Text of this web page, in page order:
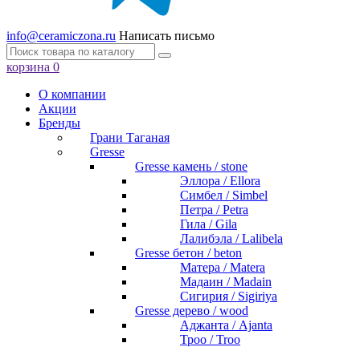
info@ceramiczona.ru Написать письмо
корзина 0
О компании
Акции
Бренды
Грани Таганая
Gresse
Gresse камень / stone
Эллора / Ellora
Симбел / Simbel
Петра / Petra
Гила / Gila
Лалибэла / Lalibela
Gresse бетон / beton
Матера / Matera
Мадаин / Madain
Сигирия / Sigiriya
Gresse дерево / wood
Аджанта / Ajanta
Троо / Troo